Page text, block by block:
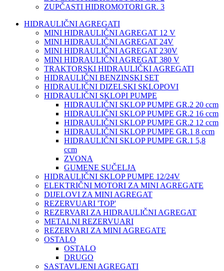
ZUPČASTI HIDROMOTORI GR. 3
HIDRAULIČNI AGREGATI
MINI HIDRAULIČNI AGREGAT 12 V
MINI HIDRAULIČNI AGREGAT 24V
MINI HIDRAULIČNI AGREGAT 230V
MINI HIDRAULIČNI AGREGAT 380 V
TRAKTORSKI HIDRAULIČKI AGREGATI
HIDRAULIČNI BENZINSKI SET
HIDRAULIČNI DIZELSKI SKLOPOVI
HIDRAULIČNI SKLOPI PUMPE
HIDRAULIČNI SKLOP PUMPE GR.2 20 ccm
HIDRAULIČNI SKLOP PUMPE GR.2 16 ccm
HIDRAULIČNI SKLOP PUMPE GR.2 12 ccm
HIDRAULIČNI SKLOP PUMPE GR.1 8 ccm
HIDRAULIČNI SKLOP PUMPE GR.1 5,8
ccm
ZVONA
GUMENE SUČELJA
HIDRAULIČNI SKLOP PUMPE 12/24V
ELEKTRIČNI MOTORI ZA MINI AGREGATE
DIJELOVI ZA MINI AGREGAT
REZERVUARI 'TOP'
REZERVARI ZA HIDRAULIČNI AGREGAT
METALNI REZERVUARI
REZERVARI ZA MINI AGREGATE
OSTALO
OSTALO
DRUGO
SASTAVLJENI AGREGATI